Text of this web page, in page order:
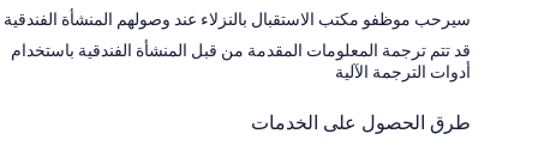
سيرحب موظفو مكتب الاستقبال بالنزلاء عند وصولهم المنشأة الفندقية
قد تتم ترجمة المعلومات المقدمة من قبل المنشأة الفندقية باستخدام
أدوات الترجمة الآلية
طرق الحصول على الخدمات